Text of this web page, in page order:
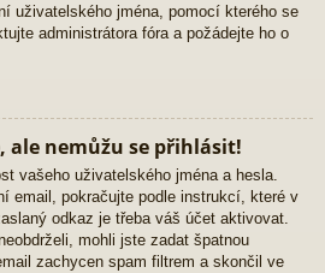
uživatelského jména, pomocí kterého se
administrátora fóra a požádejte ho o
ale nemůžu se přihlásit!
vašeho uživatelského jména a hesla.
email, pokračujte podle instrukcí, které v
odkaz je třeba váš účet aktivovat.
mohli jste zadat špatnou
zachycen spam filtrem a skončil ve